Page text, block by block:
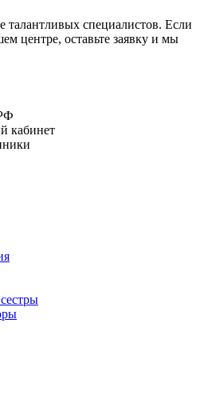
талантливых специалистов. Если
центре, оставьте заявку и мы
кабинет